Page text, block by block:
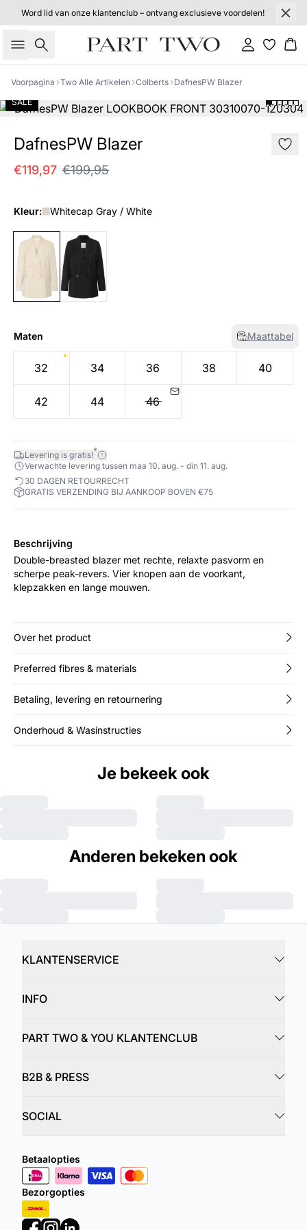
Word lid van onze klantenclub – ontvang exclusieve voordelen!
Zoeken Inloggen
Voorpagina Two Alle Artikelen Colberts DafnesPW Blazer
SALE
DafnesPW Blazer
€119,97 €199,95
Kleur: Whitecap Gray / White
Maten Maattabel
32 34 36 38 40
42 44 46
Levering is gratis!*
Verwachte levering tussen maa 10. aug. - din 11. aug.
30 DAGEN RETOURRECHT
GRATIS VERZENDING BIJ AANKOOP BOVEN €75
Beschrijving
Double-breasted blazer met rechte, relaxte pasvorm en
scherpe peak-revers. Vier knopen aan de voorkant,
klepzakken en lange mouwen.
Over het product
Preferred fibres & materials
Betaling, levering en retournering
Onderhoud & Wasinstructies
Je bekeek ook
Anderen bekeken ook
KLANTENSERVICE
INFO
PART TWO & YOU KLANTENCLUB
B2B & PRESS
SOCIAL
Betaalopties
Bezorgopties